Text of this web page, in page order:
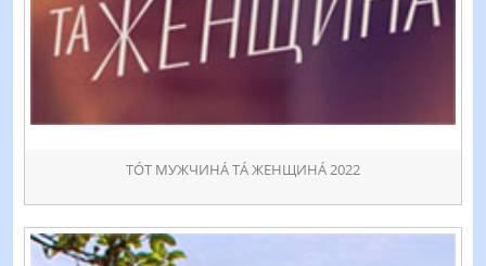
ТÓТ МУЖЧИНÁ ТÁ ЖЕНЩИНÁ 2022